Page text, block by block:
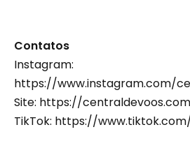
Contatos
Instagram:
https://www.instagram.com/
Site: https://centraldevoos.com
TikTok: https://